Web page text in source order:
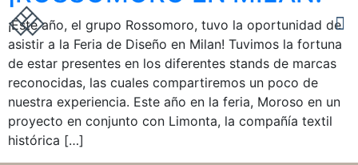
¡Este año, el grupo Rossomoro, tuvo la oportunidad de
asistir a la Feria de Diseño en Milan! Tuvimos la fortuna
de estar presentes en los diferentes stands de marcas
reconocidas, las cuales compartiremos un poco de
nuestra experiencia. Este año en la feria, Moroso en un
proyecto en conjunto con Limonta, la compañía textil
histórica […]